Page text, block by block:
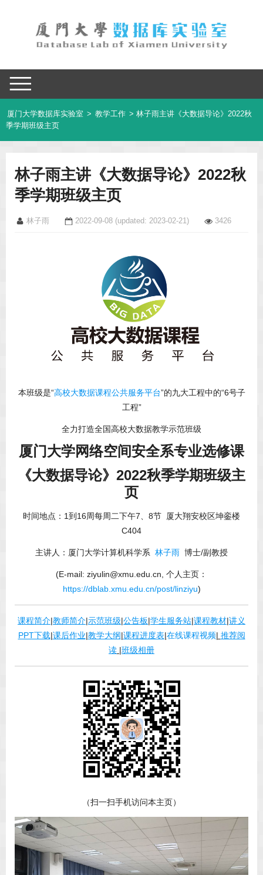
厦门大学数据库实验室 > 教学工作 > 林子雨主讲《大数据导论》2022秋
季学期班级主页
林子雨主讲《大数据导论》2022秋
季学期班级主页
林子雨 2022-09-08 (updated: 2023-02-21) 3426
本班级是“高校大数据课程公共服务平台”的九大工程中的“6号子
工程”
全力打造全国高校大数据教学示范班级
厦门大学网络空间安全系专业选修课
《大数据导论》2022秋季学期班级主
页
时间地点：1到16周每周二下午7、8节 厦大翔安校区坤銮楼
C404
主讲人：厦门大学计算机科学系 林子雨 博士/副教授
(E-mail: ziyulin@xmu.edu.cn, 个人主页：
https://dblab.xmu.edu.cn/post/linziyu)
课程简介|教师简介|示范班级|公告板|学生服务站|课程教材|讲义
PPT下载|课后作业|教学大纲|课程进度表|在线课程视频| 推荐阅
读 |班级相册
（扫一扫手机访问本主页）